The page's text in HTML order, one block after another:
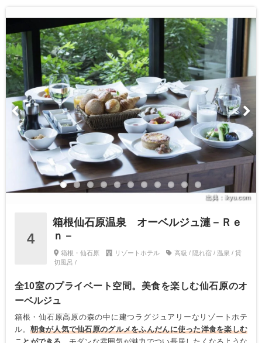
出典：ikyu.com
4
箱根仙石原温泉 オーベルジュ漣－Ｒｅ
ｎ－
箱根・仙石原 リゾートホテル
高級 / 隠れ宿 / 温泉 / 貸
切風呂 /
全10室のプライベート空間。美食を楽しむ仙石原のオ
ーベルジュ
箱根・仙石原高原の森の中に建つラグジュアリーなリゾートホテ
ル。 朝食が人気で仙石原のグルメをふんだんに使った洋食を楽しむ